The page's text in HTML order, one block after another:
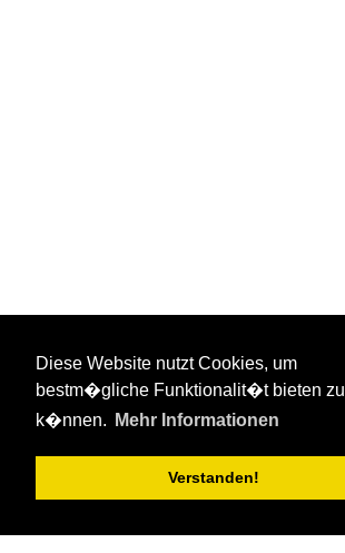
Diese Website nutzt Cookies, um
bestm�gliche Funktionalit�t bieten zu
k�nnen.
Mehr Informationen
Verstanden!